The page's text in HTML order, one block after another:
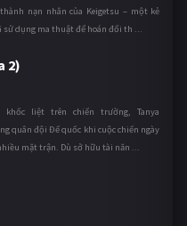
nạn nhân của Keigetsu – một kẻ
dụng ma thuật để hoán đổi th ...
2)
khốc liệt trên chiến trường, Tanya
quân đội Đế quốc khi cuộc chiến ngày
mặt trận. Dù sở hữu tài năn ...